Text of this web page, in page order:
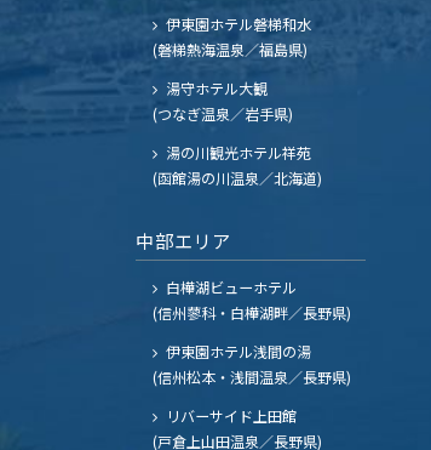
伊東園ホテル磐梯和水
(磐梯熱海温泉／福島県)
湯守ホテル大観
(つなぎ温泉／岩手県)
湯の川観光ホテル祥苑
(函館湯の川温泉／北海道)
中部エリア
白樺湖ビューホテル
(信州蓼科・白樺湖畔／長野県)
伊東園ホテル浅間の湯
(信州松本・浅間温泉／長野県)
リバーサイド上田館
(戸倉上山田温泉／長野県)